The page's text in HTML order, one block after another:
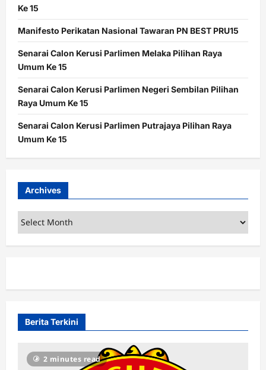
Ke 15
Manifesto Perikatan Nasional Tawaran PN BEST PRU15
Senarai Calon Kerusi Parlimen Melaka Pilihan Raya
Umum Ke 15
Senarai Calon Kerusi Parlimen Negeri Sembilan Pilihan
Raya Umum Ke 15
Senarai Calon Kerusi Parlimen Putrajaya Pilihan Raya
Umum Ke 15
Archives
Archives
Berita Terkini
2 minutes read